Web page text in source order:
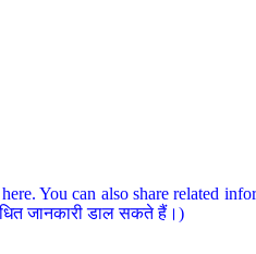
You can also share related
जानकारी डाल सकते हैं।)